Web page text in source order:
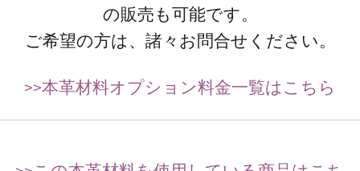
の販売も可能です。
ご希望の方は、諸々お問合せください。
>>本革材料オプション料金一覧はこちら